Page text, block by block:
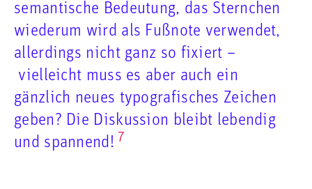
semantische Bedeutung, das Sternchen
wiederum wird als Fußnote verwendet,
allerdings nicht ganz so fixiert –
vielleicht muss es aber auch ein
gänzlich neues typografisches Zeichen
geben? Die Diskussion bleibt lebendig
und spannend! 7